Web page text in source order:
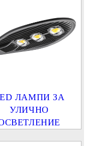
ЛАМПИ ЗА
УЛИЧНО